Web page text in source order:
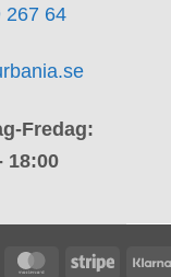
267 64
Fredag:
18:00
Visa MasterCardStripe